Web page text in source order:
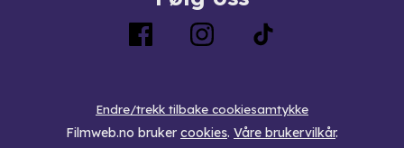
Endre/trekk tilbake cookiesamtykke
Filmweb.no bruker cookies. Våre brukervilkår.